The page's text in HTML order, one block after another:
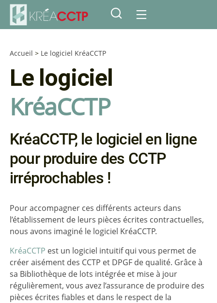
Accueil > Le logiciel KréaCCTP
Le logiciel
KréaCCTP
KréaCCTP, le logiciel en ligne
pour produire des CCTP
irréprochables !
Pour accompagner ces différents acteurs dans
l’établissement de leurs pièces écrites contractuelles,
nous avons imaginé le logiciel KréaCCTP.
KréaCCTP est un logiciel intuitif qui vous permet de
créer aisément des CCTP et DPGF de qualité. Grâce à
sa Bibliothèque de lots intégrée et mise à jour
régulièrement, vous avez l’assurance de produire des
pièces écrites fiables et dans le respect de la